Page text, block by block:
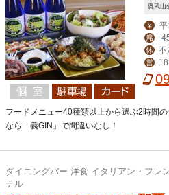
奥武山
￥
席
休 不
営
フードメニュー40種類以上から選ぶ2時間
なら「義GIN」で間違いなし！
ダイニングバー 洋食 イタリアン・フレ
テル